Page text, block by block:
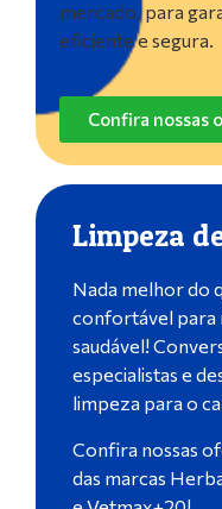
mercado, para
eficiente e segura.
Confira nossas
Limpeza
Nada melhor do
confortável para
saudável!
especialistas e
limpeza para o
Confira nossas
das marcas